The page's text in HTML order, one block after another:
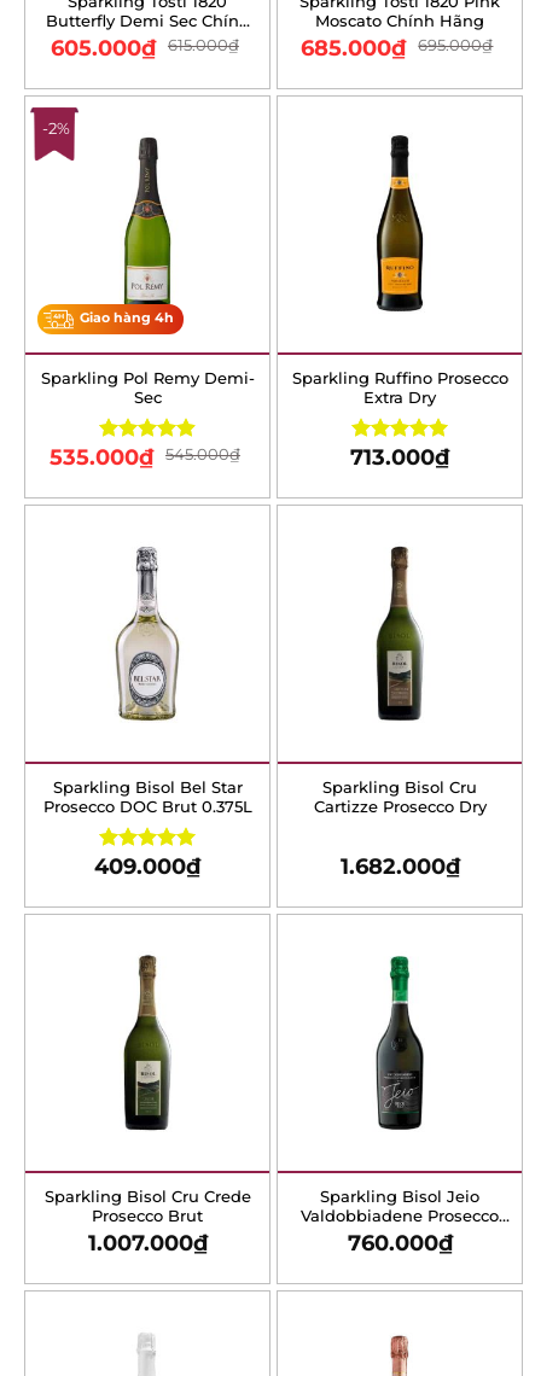
Hãng 615.000₫
605.000₫
695.000₫
685.000₫
-2%
Giao hàng 4h
Sparkling Pol Remy
Demi-Sec
Rated4.90
out of 5
545.000
535.000₫
Sparkling Ruffino
Prosecco Extra Dry
Rated5.00
out of 5
713.000₫
Prosecco DOC Brut 0.375L
Rated5.00
out of 5
409.000₫
Cartizze Prosecco Dry
Prosecco Brut
1.007.000₫
Valdobbiadene Prosecco
Superiore
760.000₫